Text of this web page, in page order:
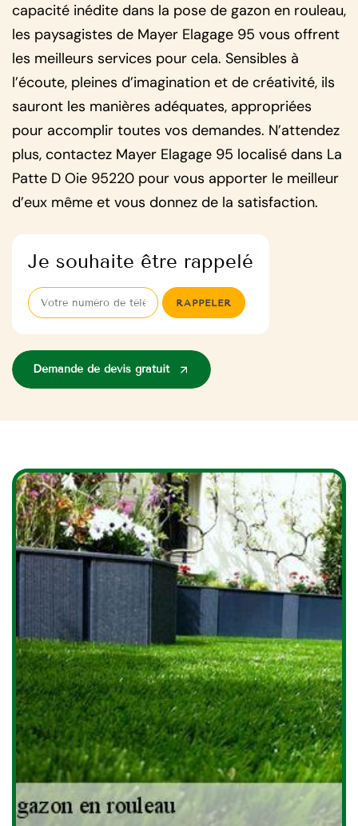
capacité inédite dans la pose de gazon en rouleau,
les paysagistes de Mayer Elagage 95 vous offrent
les meilleurs services pour cela. Sensibles à
l’écoute, pleines d’imagination et de créativité, ils
sauront les manières adéquates, appropriées
pour accomplir toutes vos demandes. N’attendez
plus, contactez Mayer Elagage 95 localisé dans La
Patte D Oie 95220 pour vous apporter le meilleur
d’eux même et vous donnez de la satisfaction.
Je souhaite être rappelé
Demande de devis gratuit